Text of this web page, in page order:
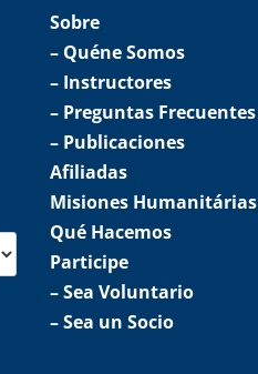
Sobre
– Quéne Somos
– Instructores
– Preguntas Frecuentes
– Publicaciones
Afiliadas
Misiones Humanitárias
Qué Hacemos
Participe
– Sea Voluntario
– Sea un Socio